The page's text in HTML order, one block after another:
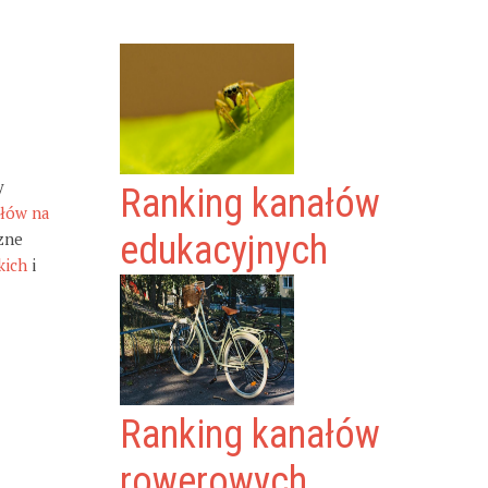
na
i
Ranking kanałów
edukacyjnych
Ranking kanałów